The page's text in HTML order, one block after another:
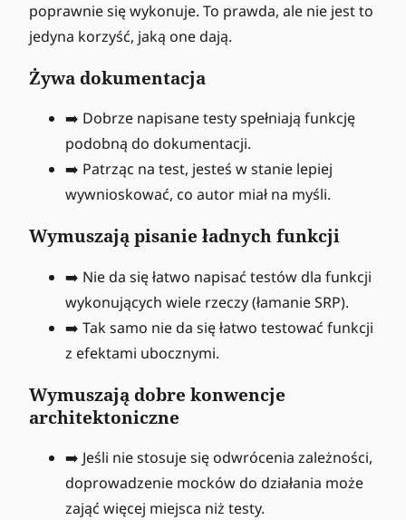
poprawnie się wykonuje. To prawda, ale nie jest to
jedyna korzyść, jaką one dają.
Żywa dokumentacja
➡️ Dobrze napisane testy spełniają funkcję
podobną do dokumentacji.
➡️ Patrząc na test, jesteś w stanie lepiej
wywnioskować, co autor miał na myśli.
Wymuszają pisanie ładnych funkcji
➡️ Nie da się łatwo napisać testów dla funkcji
wykonujących wiele rzeczy (łamanie SRP).
➡️ Tak samo nie da się łatwo testować funkcji
z efektami ubocznymi.
Wymuszają dobre konwencje
architektoniczne
➡️ Jeśli nie stosuje się odwrócenia zależności,
doprowadzenie mocków do działania może
zająć więcej miejsca niż testy.